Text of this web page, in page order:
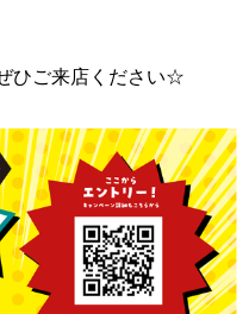
ひご来店ください☆